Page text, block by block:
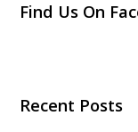
Find Us On
Recent Posts